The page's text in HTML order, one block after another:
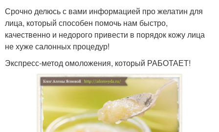
Срочно делюсь с вами информацией про желатин для
лица, который способен помочь нам быстро,
качественно и недорого привести в порядок кожу лица
не хуже салонных процедур!
Экспресс-метод омоложения, который РАБОТАЕТ!